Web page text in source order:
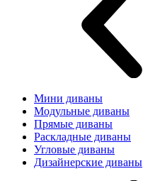
Мини диваны
Модульные диваны
Прямые диваны
Раскладные диваны
Угловые диваны
Дизайнерские диваны